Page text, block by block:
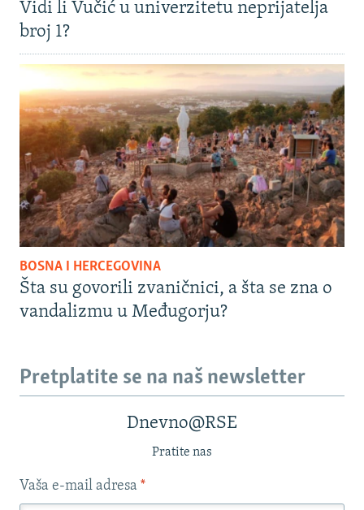
Vidi li Vučić u univerzitetu neprijatelja
broj 1?
BOSNA I HERCEGOVINA
Šta su govorili zvaničnici, a šta se zna o
vandalizmu u Međugorju?
Pretplatite se na naš newsletter
Dnevno@RSE
Pratite nas
Vaša e-mail adresa *